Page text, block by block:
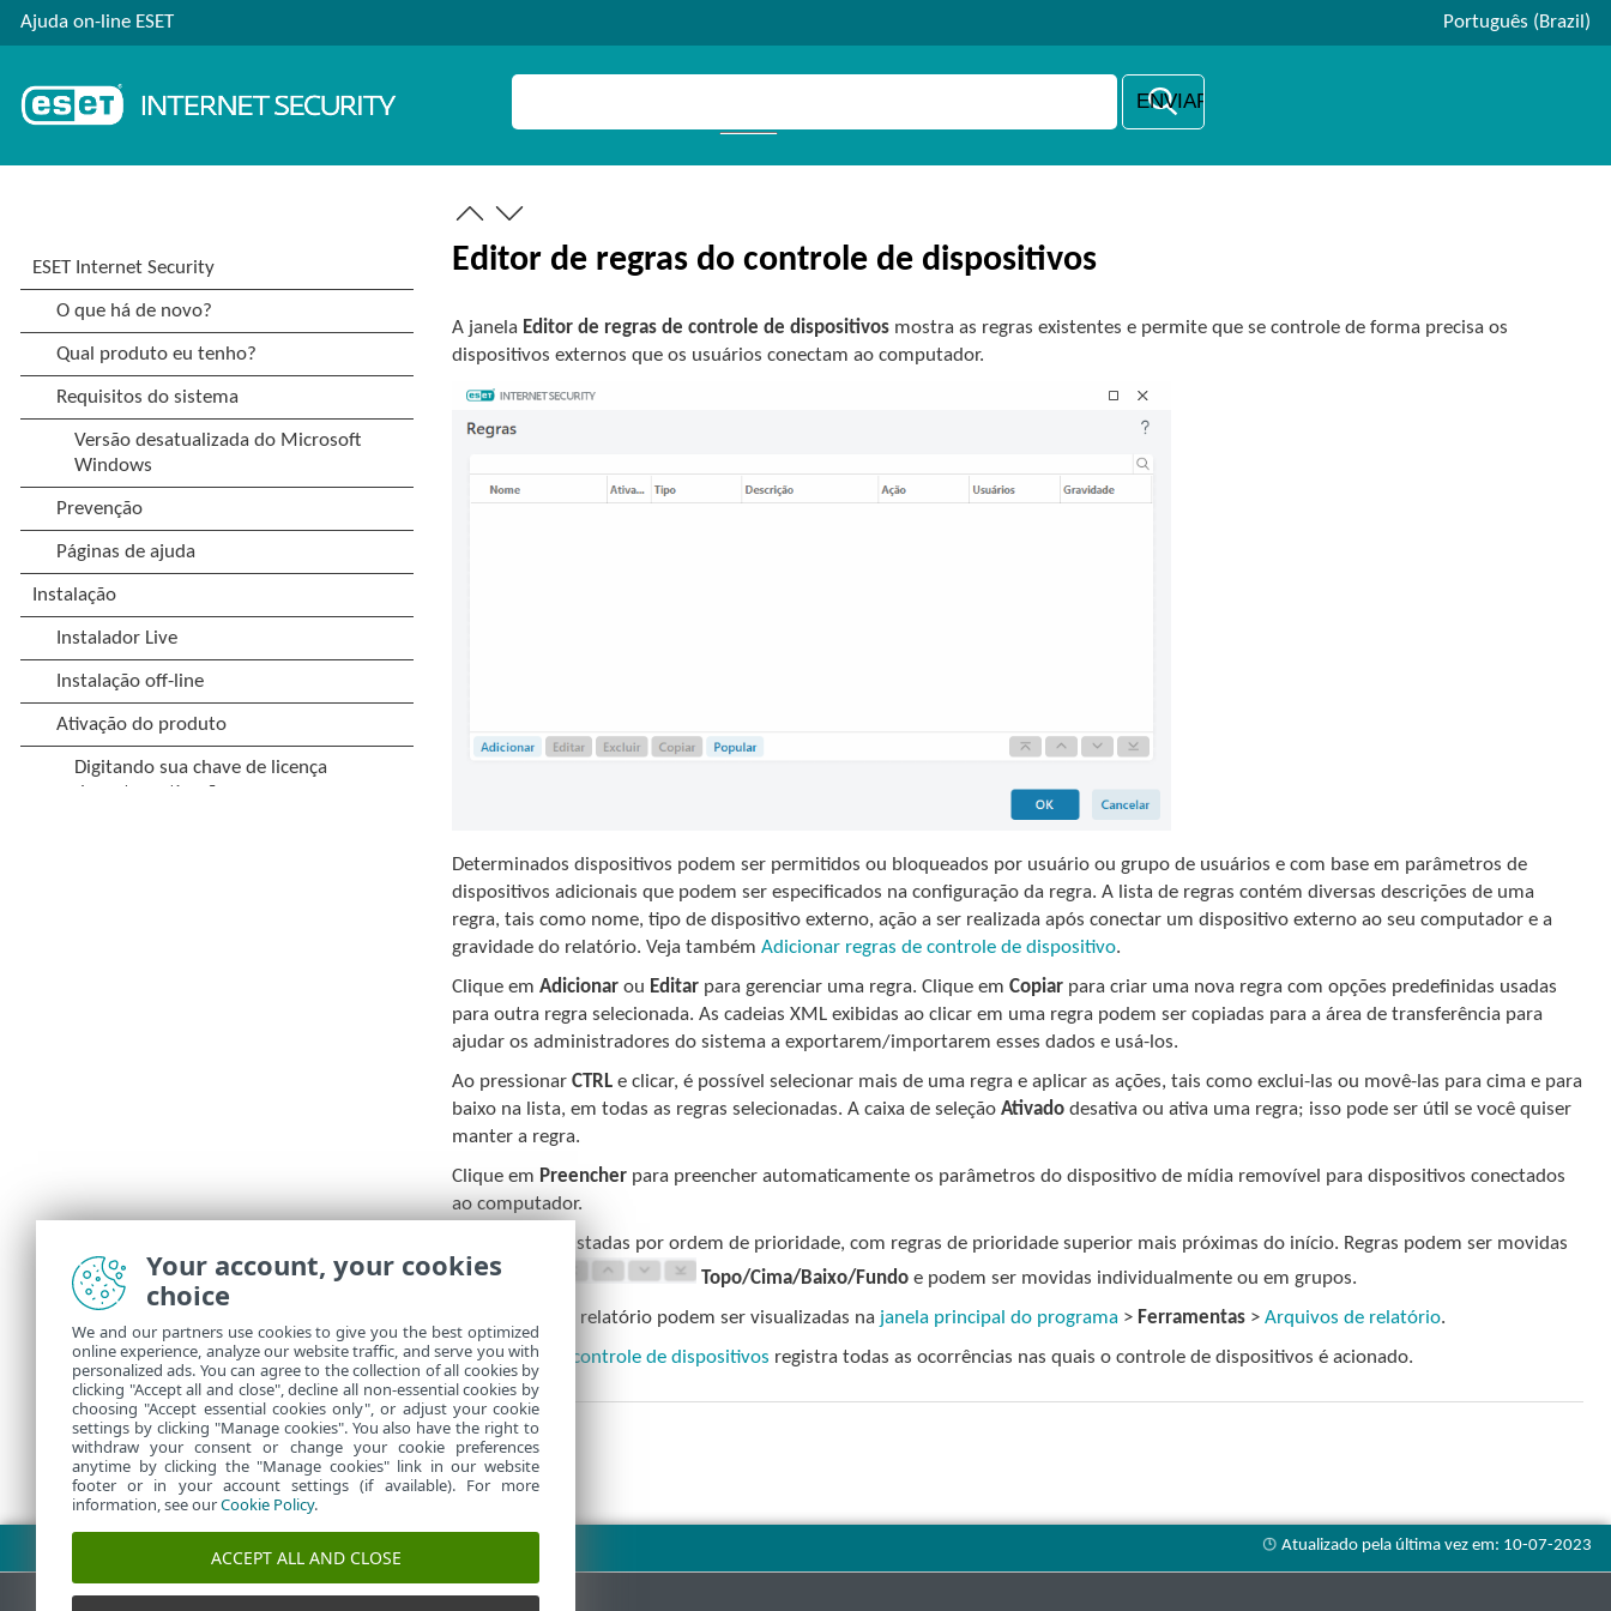
Ajuda on-line ESET Português (Brazil)
Editor de regras do controle de dispositivos
A janela Editor de regras de controle de dispositivos mostra as regras existentes e permite que se controle de forma precisa os
dispositivos externos que os usuários conectam ao computador.
Determinados dispositivos podem ser permitidos ou bloqueados por usuário ou grupo de usuários e com base em parâmetros de
dispositivos adicionais que podem ser especificados na configuração da regra. A lista de regras contém diversas descrições de uma
regra, tais como nome, tipo de dispositivo externo, ação a ser realizada após conectar um dispositivo externo ao seu computador e a
gravidade do relatório. Veja tambémAdicionar regras de controle de dispositivo.
Clique emAdicionar ou Editar para gerenciar uma regra. Clique emCopiar para criar uma nova regra com opções predefinidas usadas
para outra regra selecionada. As cadeias XML exibidas ao clicar em uma regra podem ser copiadas para a área de transferência para
ajudar os administradores do sistema a exportarem/importarem esses dados e usá-los.
Ao pressionarCTRL e clicar, é possível selecionar mais de uma regra e aplicar as ações, tais como exclui-las ou movê-las para cima e para
baixo na lista, em todas as regras selecionadas. A caixa de seleçãoAtivado desativa ou ativa uma regra; isso pode ser útil se você quiser
manter a regra.
Clique em Preencher para preencher automaticamente os parâmetros do dispositivo de mídia removível para dispositivos conectados
ao computador.
As regras são listadas por ordem de prioridade, com regras de prioridade superior mais próximas do início. Regras podem ser movidas
clicando em
Topo/Cima/Baixo/Fundo e podem ser movidas individualmente ou em grupos.
As entradas de relatório podem ser visualizadas na janela principal do programa > Ferramentas >Arquivos de relatório.
Orelatório de controle de dispositivos registra todas as ocorrências nas quais o controle de dispositivos é acionado.
Your account, your cookies
choice
We and our partners use cookies to give you the best optimized
online experience, analyze our website traffic, and serve you with
personalized ads. You can agree to the collection of all cookies by
clicking "Accept all and close", decline all non-essential cookies by
choosing "Accept essential cookies only", or adjust your cookie
settings by clicking "Manage cookies". You also have the right to
withdraw your consent or change your cookie preferences
anytime by clicking the "Manage cookies" link in our website
footer or in your account settings (if available). For more
information, see ourCookie Policy.
ACCEPT ALL AND CLOSE